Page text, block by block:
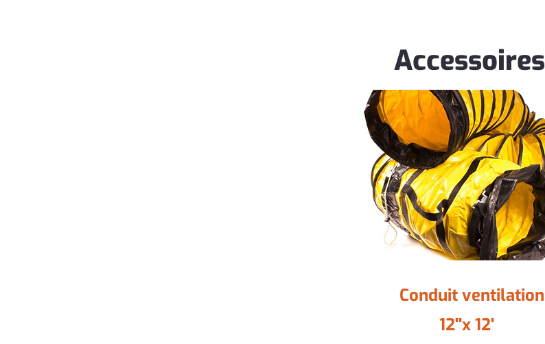
Accessoires
Conduit ventilation
12''x 12'